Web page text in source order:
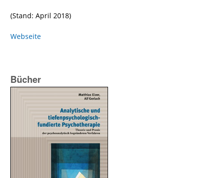
(Stand: April 2018)
Webseite
Bücher